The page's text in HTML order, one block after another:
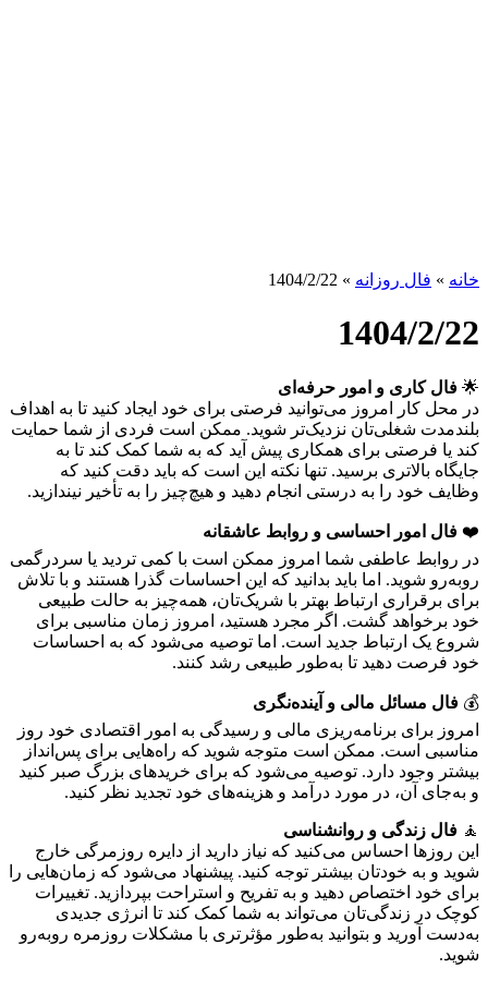
خانه » فال روزانه »
1404/2/22
1404/2/22
🌟 فال کاری و امور حرفه‌ای
در محل کار امروز می‌توانید فرصتی برای خود ایجاد کنید تا به اهداف
بلندمدت شغلی‌تان نزدیک‌تر شوید. ممکن است فردی از شما حمایت
کند یا فرصتی برای همکاری پیش آید که به شما کمک کند تا به
جایگاه بالاتری برسید. تنها نکته این است که باید دقت کنید که
وظایف خود را به درستی انجام دهید و هیچ‌چیز را به تأخیر نیندازید.
❤️ فال امور احساسی و روابط عاشقانه
در روابط عاطفی شما امروز ممکن است با کمی تردید یا سردرگمی
روبه‌رو شوید. اما باید بدانید که این احساسات گذرا هستند و با تلاش
برای برقراری ارتباط بهتر با شریک‌تان، همه‌چیز به حالت طبیعی
خود برخواهد گشت. اگر مجرد هستید، امروز زمان مناسبی برای
شروع یک ارتباط جدید است. اما توصیه می‌شود که به احساسات
خود فرصت دهید تا به‌طور طبیعی رشد کنند.
💰 فال مسائل مالی و آینده‌نگری
امروز برای برنامه‌ریزی مالی و رسیدگی به امور اقتصادی خود روز
مناسبی است. ممکن است متوجه شوید که راه‌هایی برای پس‌انداز
بیشتر وجود دارد. توصیه می‌شود که برای خریدهای بزرگ صبر کنید
و به‌جای آن، در مورد درآمد و هزینه‌های خود تجدید نظر کنید.
🧘 فال زندگی و روانشناسی
این روزها احساس می‌کنید که نیاز دارید از دایره روزمرگی خارج
شوید و به خودتان بیشتر توجه کنید. پیشنهاد می‌شود که زمان‌هایی را
برای خود اختصاص دهید و به تفریح و استراحت بپردازید. تغییرات
کوچک در زندگی‌تان می‌تواند به شما کمک کند تا انرژی جدیدی
به‌دست آورید و بتوانید به‌طور مؤثرتری با مشکلات روزمره روبه‌رو
شوید.